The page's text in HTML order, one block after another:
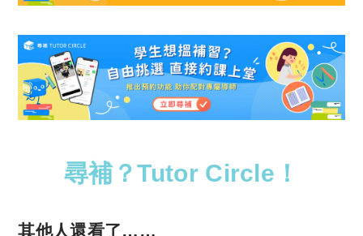
尋補？Tutor Circle！
其他人還看了……